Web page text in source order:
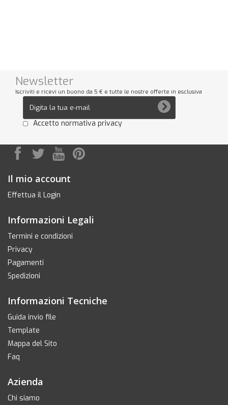
Newsletter
Iscriviti e ricevi un buono da 5 € e tutte le nostre offerte in esclusiva
Accetto normativa privacy
Il mio account
Effettua il Login
Informazioni Legali
Termini e condizioni
Privacy
Pagamenti
Spedizioni
Informazioni Tecniche
Guida invio file
Template
Mappa del Sito
Faq
Azienda
Chi siamo